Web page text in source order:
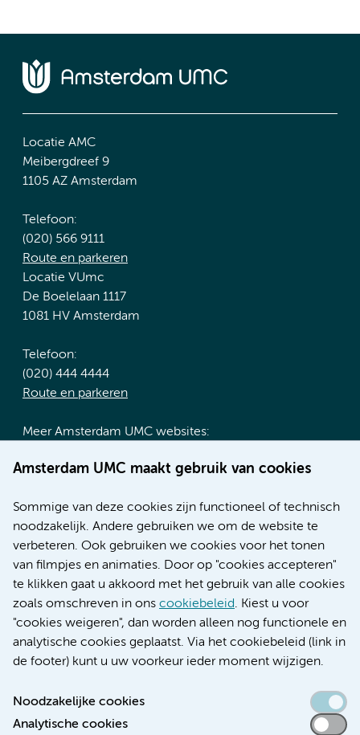
Amsterdam UMC maakt gebruik van cookies
Sommige van deze cookies zijn functioneel of technisch
noodzakelijk. Andere gebruiken we om de website te
verbeteren. Ook gebruiken we cookies voor het tonen
van filmpjes en animaties. Door op "cookies accepteren"
te klikken gaat u akkoord met het gebruik van alle cookies
zoals omschreven in ons cookiebeleid. Kiest u voor
"cookies weigeren", dan worden alleen nog functionele en
analytische cookies geplaatst. Via het cookiebeleid (link in
de footer) kunt u uw voorkeur ieder moment wijzigen.
Noodzakelijke cookies
Analytische cookies
Locatie AMC
Meibergdreef 9
1105 AZ Amsterdam
Telefoon:
(020) 566 9111
Route en parkeren
Locatie VUmc
De Boelelaan 1117
1081 HV Amsterdam
Telefoon:
(020) 444 4444
Route en parkeren
Meer Amsterdam UMC websites:
Werken bij Amsterdam UMC
Nieuws
Research
Educatie locatie AMC
Educatie locatie VUmc
Verwijzen & diagnostiek
Toegankelijkheidsverklaring